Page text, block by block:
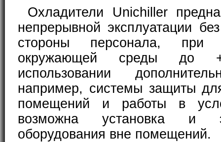
Охладители Unichiller
непрерывной эксплуатации
стороны персонала, при
окружающей среды до
использовании
например, системы защиты
помещений и работы в
возможна установка и
оборудования вне помещений.